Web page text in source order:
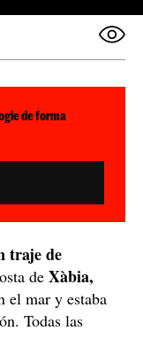
de forma
traje de
de Xàbia,
el mar y estaba
Todas las